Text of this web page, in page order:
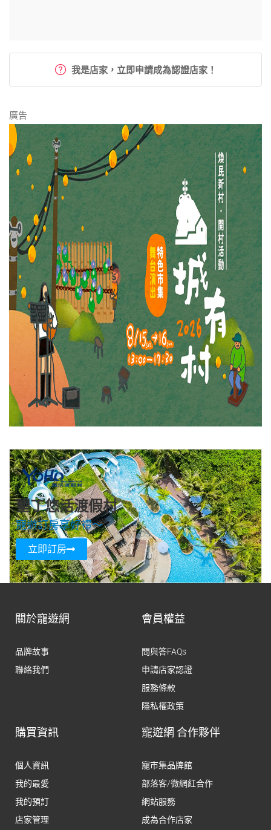
我是店家，立即申請成為認證店家！
廣告
墾丁悠活渡假村
寵遊訂房享好禮～
立即訂房
關於寵遊網
品牌故事
聯絡我們
會員權益
問與答FAQs
申請店家認證
服務條款
隱私權政策
購買資訊
個人資訊
我的最愛
我的預訂
店家管理
寵遊網 合作夥伴
寵市集品牌館
部落客/微網紅合作
網站服務
成為合作店家